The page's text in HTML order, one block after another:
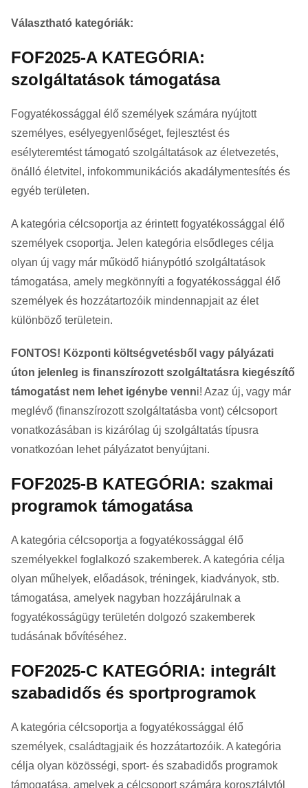
Választható kategóriák:
FOF2025-A KATEGÓRIA:
szolgáltatások támogatása
Fogyatékossággal élő személyek számára nyújtott
személyes, esélyegyenlőséget, fejlesztést és
esélyteremtést támogató szolgáltatások az életvezetés,
önálló életvitel, infokommunikációs akadálymentesítés és
egyéb területen.
A kategória célcsoportja az érintett fogyatékossággal élő
személyek csoportja. Jelen kategória elsődleges célja
olyan új vagy már működő hiánypótló szolgáltatások
támogatása, amely megkönnyíti a fogyatékossággal élő
személyek és hozzátartozóik mindennapjait az élet
különböző területein.
FONTOS! Központi költségvetésből vagy pályázati
úton jelenleg is finanszírozott szolgáltatásra kiegészítő
támogatást nem lehet igénybe venni! Azaz új, vagy már
meglévő (finanszírozott szolgáltatásba vont) célcsoport
vonatkozásában is kizárólag új szolgáltatás típusra
vonatkozóan lehet pályázatot benyújtani.
FOF2025-B KATEGÓRIA: szakmai
programok támogatása
A kategória célcsoportja a fogyatékossággal élő
személyekkel foglalkozó szakemberek. A kategória célja
olyan műhelyek, előadások, tréningek, kiadványok, stb.
támogatása, amelyek nagyban hozzájárulnak a
fogyatékosságügy területén dolgozó szakemberek
tudásának bővítéséhez.
FOF2025-C KATEGÓRIA: integrált
szabadidős és sportprogramok
A kategória célcsoportja a fogyatékossággal élő
személyek, családtagjaik és hozzátartozóik. A kategória
célja olyan közösségi, sport- és szabadidős programok
támogatása, amelyek a célcsoport számára korosztálytól